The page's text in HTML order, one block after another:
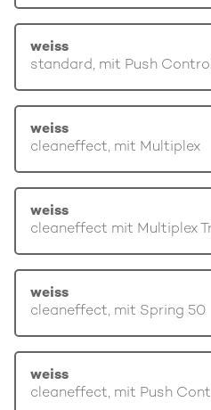
weiss
standard, mit Push
weiss
cleaneffect, mit Multiplex
weiss
cleaneffect mit Multiplex
weiss
cleaneffect, mit Spring 50
weiss
cleaneffect, mit Push